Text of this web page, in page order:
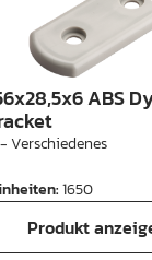
ABS
Verschiedenes
:1650
Produkt